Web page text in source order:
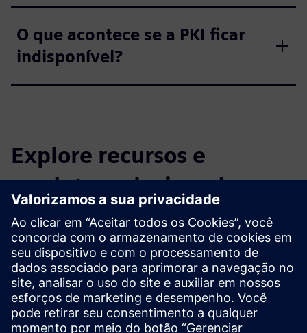
O que acontece se a PKI ficar
indisponível?
Explore recursos e
produtos relacionados
Informações e recursos adicionais
Página da IDIAL
Resumo do produto IDIAL (inglês)
Resumo do produto IDIAL (Deutsch)
PKI como um facilitador para uma indústria 4.0 segura